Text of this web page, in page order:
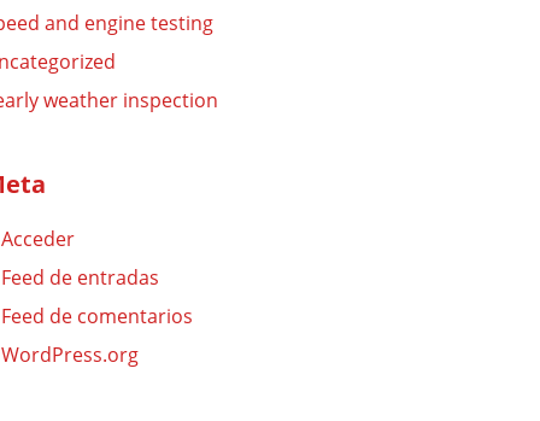
and engine testing
weather inspection
Acceder
Feed de entradas
Feed de comentarios
WordPress.org